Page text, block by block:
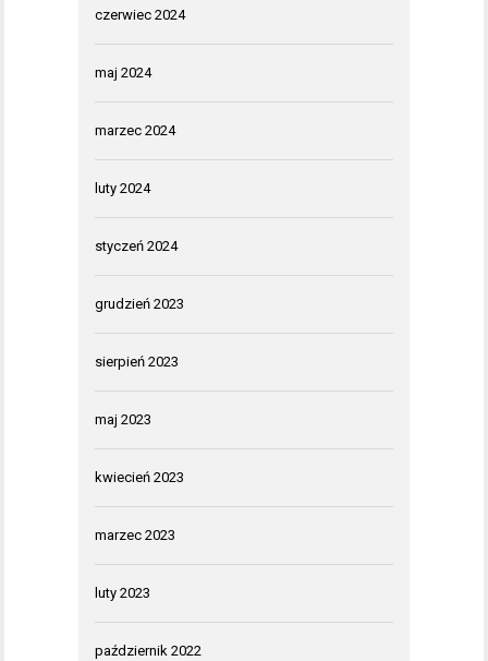
czerwiec 2024
maj 2024
marzec 2024
luty 2024
styczeń 2024
grudzień 2023
sierpień 2023
maj 2023
kwiecień 2023
marzec 2023
luty 2023
październik 2022